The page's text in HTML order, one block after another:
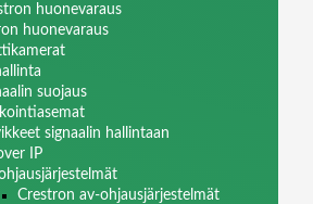
huonevaraus
huonevaraus
suojaus
signaalin hallintaan
IP
Crestron av-ohjausjärjestelmät